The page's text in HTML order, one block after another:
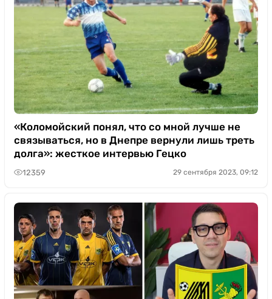
«Коломойский понял, что со мной лучше не
связываться, но в Днепре вернули лишь треть
долга»: жесткое интервью Гецко
12359 29 сентября 2023, 09:12